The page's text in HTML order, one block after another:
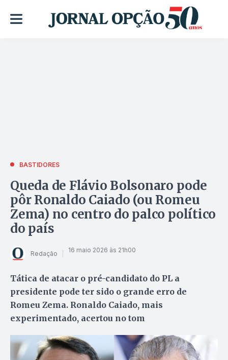
BASTIDORES
Queda de Flávio Bolsonaro pode
pôr Ronaldo Caiado (ou Romeu
Zema) no centro do palco político
do país
Redação 16 maio 2026 às 21h00
Tática de atacar o pré-candidato do PL a
presidente pode ter sido o grande erro de
Romeu Zema. Ronaldo Caiado, mais
experimentado, acertou no tom